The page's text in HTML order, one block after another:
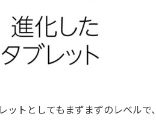
トとしてもまずまずのレベルで、